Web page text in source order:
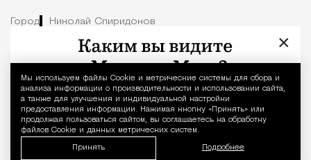
Уведомление
Мы используем файлы Сookie и метрические системы для сбора и
анализа информации о производительности и использовании сайта,
а также для улучшения и индивидуальной настройки
предоставления информации. Нажимая кнопку «Принять» или
продолжая пользоваться сайтом, вы соглашаетесь на обработку
файлов Cookie и данных метрических систем.
Принять Подробнее
Город Николай Спиридонов
×